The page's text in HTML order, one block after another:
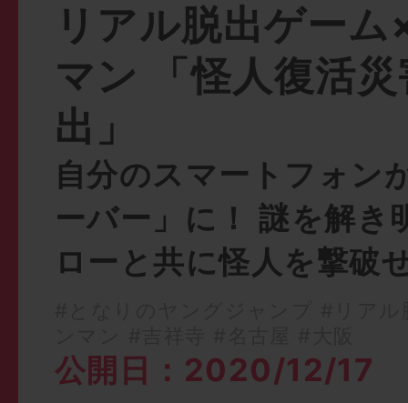
リアル脱出ゲー
マン 「怪人復活
出」
自分のスマートフォン
ーバー」に！ 謎を解き
ローと共に怪人を撃破
公開日：2020/12/17